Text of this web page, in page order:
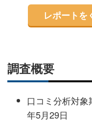
レポートを
調査概要
口コミ分析対
年5月29日